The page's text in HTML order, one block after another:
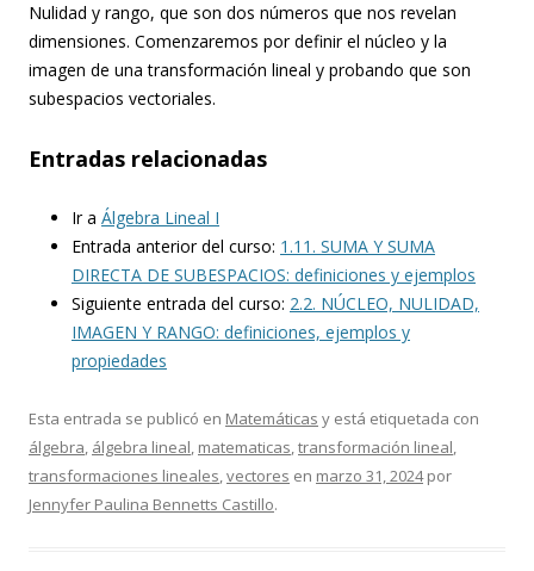
Nulidad y rango, que son dos números que nos revelan
dimensiones. Comenzaremos por definir el núcleo y la
imagen de una transformación lineal y probando que son
subespacios vectoriales.
Entradas relacionadas
Ir a Álgebra Lineal I
Entrada anterior del curso: 1.11. SUMA Y SUMA
DIRECTA DE SUBESPACIOS: definiciones y ejemplos
Siguiente entrada del curso: 2.2. NÚCLEO, NULIDAD,
IMAGEN Y RANGO: definiciones, ejemplos y
propiedades
Esta entrada se publicó en Matemáticas y está etiquetada con
álgebra, álgebra lineal, matematicas,transformación lineal,
transformaciones lineales,vectores en marzo 31, 2024por
Jennyfer Paulina Bennetts Castillo.